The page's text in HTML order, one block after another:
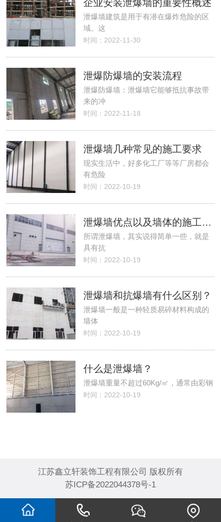
企业安装泄爆墙的重要性概述
泄爆墙建筑是用于有潜在爆炸危险的区
域。这
时间：2022-11-30
泄爆防爆墙的安装流程
泄爆防爆墙：泄爆墙它能够抵抗事故带
来的冲
时间：2022-11-18
泄爆墙几种常见的施工要求
现实生活中，好多化工厂等等厂房都会
有危险
时间：2022-10-19
泄爆墙优点以及墙体的施工方法
所谓泄爆墙，其实说得简单一些，就是
具有抗
时间：2022-10-19
泄爆墙和抗爆墙有什么区别？
​泄爆墙一般是一种轻质易碎材料构成的
墙体
时间：2022-10-19
什么是泄爆墙？
泄爆墙重量不超过60Kg/㎡，通常由彩钢
时间：2022-10-19
江苏鑫立轩装饰工程有限公司 版权所有
苏ICP备2022044378号-1